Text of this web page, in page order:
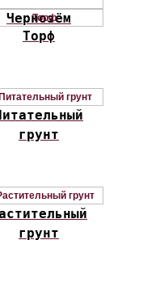
Чернозём
Торф
грунт
грунт